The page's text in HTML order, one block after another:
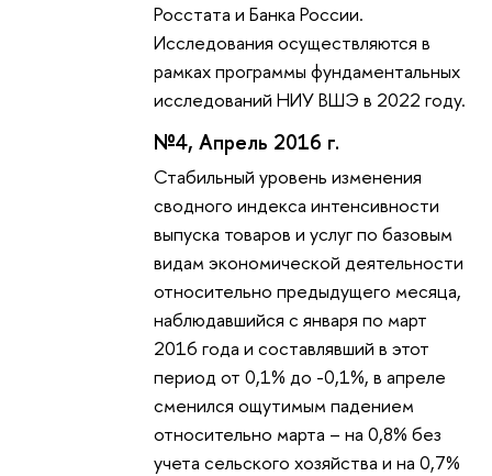
Росстата и Банка России.
Исследования осуществляются в
рамках программы фундаментальных
исследований НИУ ВШЭ в 2022 году.
№4, Апрель 2016 г.
Стабильный уровень изменения
сводного индекса интенсивности
выпуска товаров и услуг по базовым
видам экономической деятельности
относительно предыдущего месяца,
наблюдавшийся с января по март
2016 года и составлявший в этот
период от 0,1% до -0,1%, в апреле
сменился ощутимым падением
относительно марта – на 0,8% без
учета сельского хозяйства и на 0,7%